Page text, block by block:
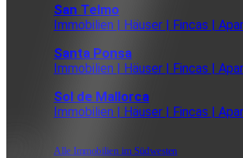
San Telmo
Immobilien | Häuser | Fincas |
Santa Ponsa
Immobilien | Häuser | Fincas |
Sol de Mallorca
Immobilien | Häuser | Fincas |
Alle Immobilien im Südwesten